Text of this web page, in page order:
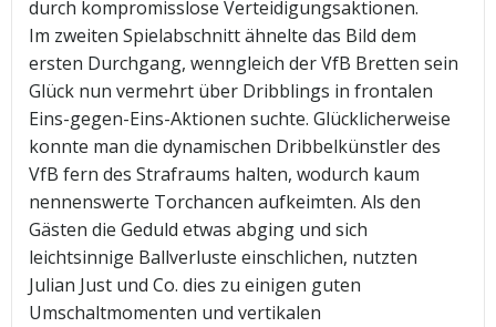
durch kompromisslose Verteidigungsaktionen.
Im zweiten Spielabschnitt ähnelte das Bild dem
ersten Durchgang, wenngleich der VfB Bretten sein
Glück nun vermehrt über Dribblings in frontalen
Eins-gegen-Eins-Aktionen suchte. Glücklicherweise
konnte man die dynamischen Dribbelkünstler des
VfB fern des Strafraums halten, wodurch kaum
nennenswerte Torchancen aufkeimten. Als den
Gästen die Geduld etwas abging und sich
leichtsinnige Ballverluste einschlichen, nutzten
Julian Just und Co. dies zu einigen guten
Umschaltmomenten und vertikalen